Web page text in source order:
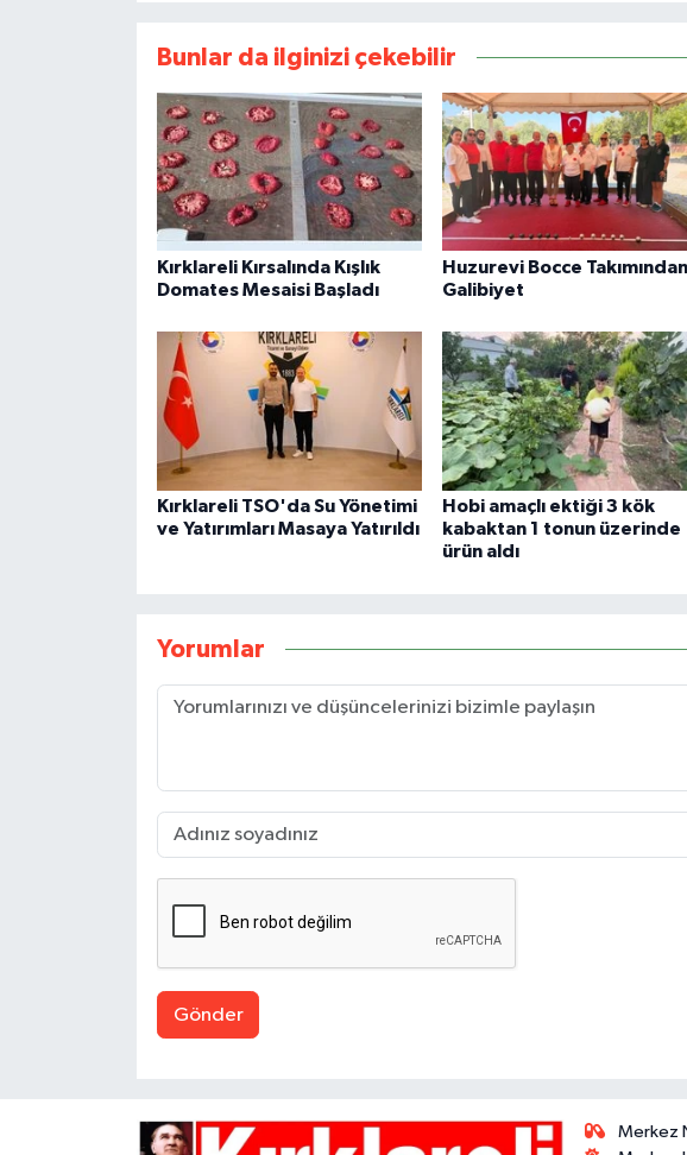
Bunlar da ilginizi çekebilir
Kırklareli Kırsalında Kışlık
Domates Mesaisi Başladı
Huzurevi Bocce Takımından
Galibiyet
Kırklareli TSO'da Su Yönetimi
ve Yatırımları Masaya Yatırıldı
Hobi amaçlı ektiği 3 kök
kabaktan 1 tonun üzerinde
ürün aldı
Yorumlar
Gönder
Merkez